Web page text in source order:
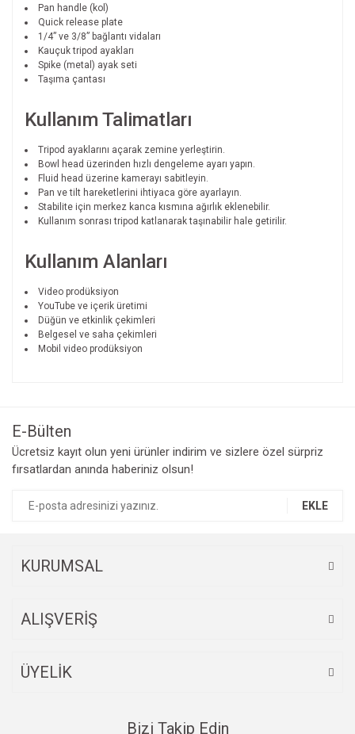
Pan handle (kol)
Quick release plate
1/4” ve 3/8” bağlantı vidaları
Kauçuk tripod ayakları
Spike (metal) ayak seti
Taşıma çantası
Kullanım Talimatları
Tripod ayaklarını açarak zemine yerleştirin.
Bowl head üzerinden hızlı dengeleme ayarı yapın.
Fluid head üzerine kamerayı sabitleyin.
Pan ve tilt hareketlerini ihtiyaca göre ayarlayın.
Stabilite için merkez kanca kısmına ağırlık eklenebilir.
Kullanım sonrası tripod katlanarak taşınabilir hale getirilir.
Kullanım Alanları
Video prodüksiyon
YouTube ve içerik üretimi
Düğün ve etkinlik çekimleri
Belgesel ve saha çekimleri
Mobil video prodüksiyon
Ürün resmi kalitesiz, bozuk veya görüntülenemiyor.
Ürün açıklamasında eksik bilgiler bulunuyor.
E-Bülten
Ücretsiz kayıt olun yeni ürünler indirim ve sizlere özel sürpriz
fırsatlardan anında haberiniz olsun!
EKLE
KURUMSAL
ALIŞVERİŞ
ÜYELİK
Bizi Takip Edin